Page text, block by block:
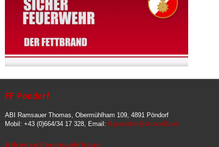
FF Pöndorf
ABI Ramsauer Thomas, Obermühlham 109, 4891 Pöndorf
Mobil: +43 (0)664/34 17 328, Email: ff-poendorf@vb.ooelfv.at